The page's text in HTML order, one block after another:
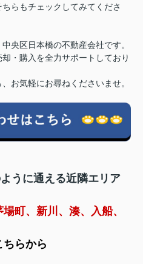
らもチェックしてみてくださ
央区日本橋の不動産会社です。
・購入を全力サポートしており
お気軽にお尋ねくださいませ。
うに通える近隣エリア
町、新川、湊、入船、
ちらから